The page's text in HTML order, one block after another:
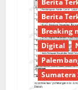
Berita
Breaking
Digital
Sumatera